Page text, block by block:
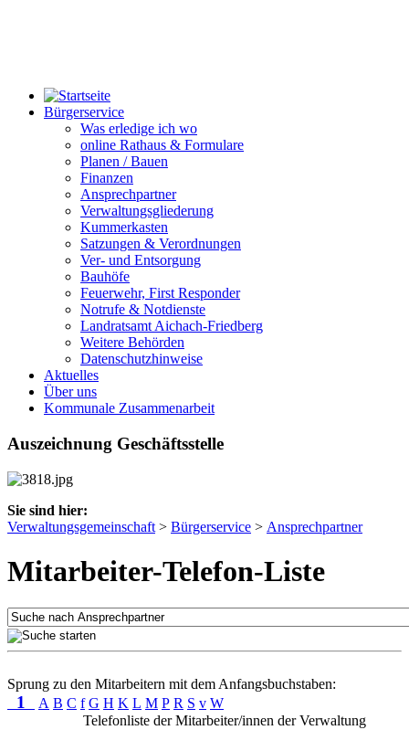
Bürgerservice
Was erledige ich wo
online Rathaus & Formulare
Planen / Bauen
Finanzen
Ansprechpartner
Verwaltungsgliederung
Kummerkasten
Satzungen & Verordnungen
Ver- und Entsorgung
Bauhöfe
Feuerwehr, First Responder
Notrufe & Notdienste
Landratsamt Aichach-Friedberg
Weitere Behörden
Datenschutzhinweise
Aktuelles
Über uns
Kommunale Zusammenarbeit
Auszeichnung Geschäftsstelle
Sie sind hier:
Verwaltungsgemeinschaft > Bürgerservice > Ansprechpartner
Mitarbeiter-Telefon-Liste
Sprung zu den Mitarbeitern mit dem Anfangsbuchstaben:
1 A B C f G H K L M P R S v W
Telefonliste der Mitarbeiter/innen der Verwaltung